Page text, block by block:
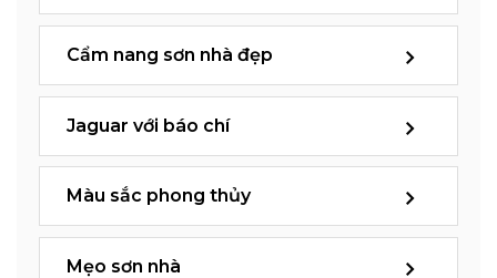
Cẩm nang sơn nhà đẹp
Jaguar với báo chí
Màu sắc phong thủy
Mẹo sơn nhà